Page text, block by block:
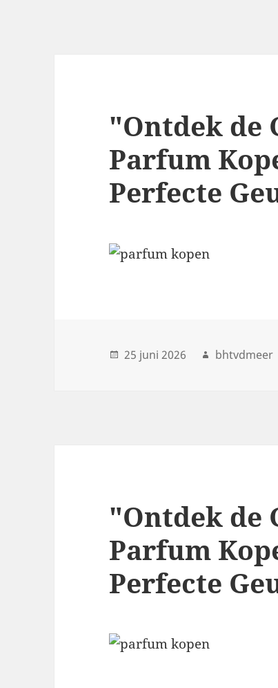
"Ontdek de
Parfum
Perfecte
25 juni 2026 bhtvdmeer
"Ontdek de
Parfum
Perfecte